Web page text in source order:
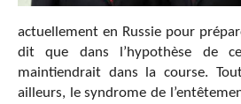
actuellement en Russie pour
dit que dans l’hypothèse de
maintiendrait dans la course.
ailleurs, le syndrome de